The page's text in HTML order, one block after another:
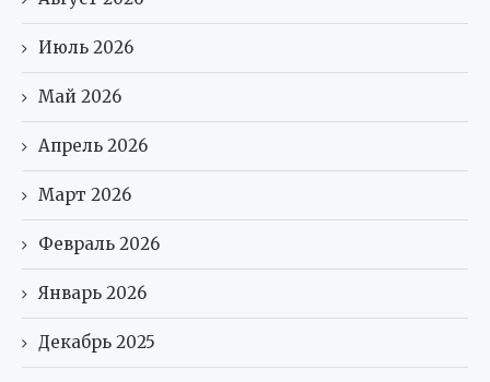
Июль 2026
Май 2026
Апрель 2026
Март 2026
Февраль 2026
Январь 2026
Декабрь 2025